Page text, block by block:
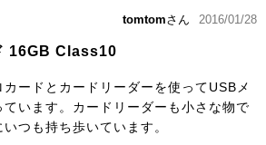
tomtomさん 2016/01/28
16GB Class10
ードとカードリーダーを使ってUSBメ
います。カードリーダーも小さな物で
つも持ち歩いています。